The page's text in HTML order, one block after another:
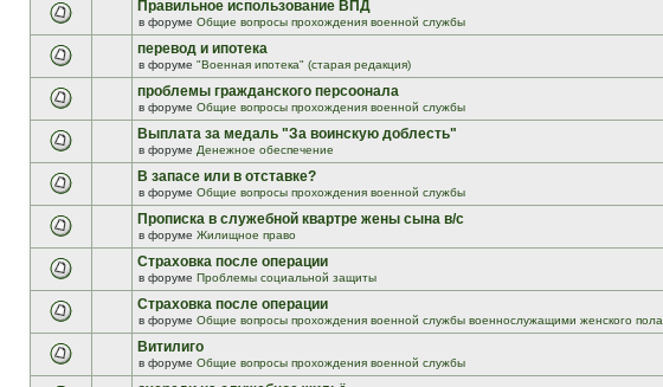
Правильное использование ВПД
в форуме Общие вопросы прохождения военной службы
перевод и ипотека
в форуме "Военная ипотека" (старая редакция)
проблемы гражданского персоонала
в форуме Общие вопросы прохождения военной службы
Выплата за медаль "За воинскую доблесть"
в форуме Денежное обеспечение
В запасе или в отставке?
в форуме Общие вопросы прохождения военной службы
Прописка в служебной квартре жены сына в/с
в форуме Жилищное право
Страховка после операции
в форуме Проблемы социальной защиты
Страховка после операции
в форуме Общие вопросы прохождения военной службы военнослужащими женского пола
Витилиго
в форуме Общие вопросы прохождения военной службы